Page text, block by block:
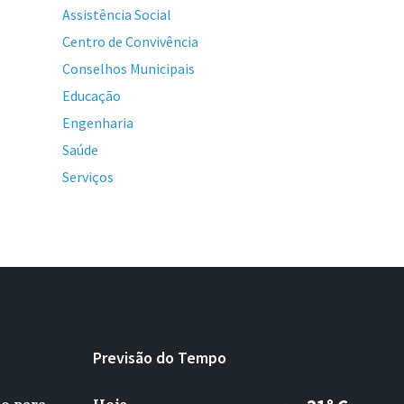
Assistência Social
Centro de Convivência
Conselhos Municipais
Educação
Engenharia
Saúde
Serviços
Previsão do Tempo